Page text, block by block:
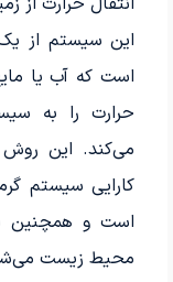
این سیستم از
است که آب یا
حرارت را به
می‌کند. این
کارایی سیستم
است و همچنین
محیط زیست